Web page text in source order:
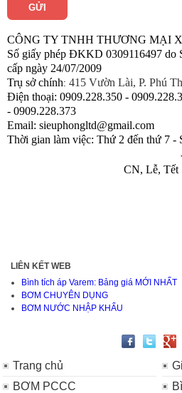
CÔNG TY TNHH THƯƠNG MẠI
Số giấy phép ĐKKD 0309116497
cấp ngày 24/07/2009
Trụ sở chính: 415 Vườn Lài, P. Phú
Điện thoại: 0909.228.350 - 0909.228.
- 0909.228.373
Email: sieuphongltd@gmail.com
Thời gian làm việc: Thứ 2 đến thứ 7 -
- CHIỀU :
CN, Lễ, Tết -
LIÊN KẾT WEB
Bình tích áp Varem: Bảng giá MỚI NHẤT
BƠM CHUYÊN DỤNG
BƠM NƯỚC NHẬP KHẨU
Trang chủ
BƠM PCCC